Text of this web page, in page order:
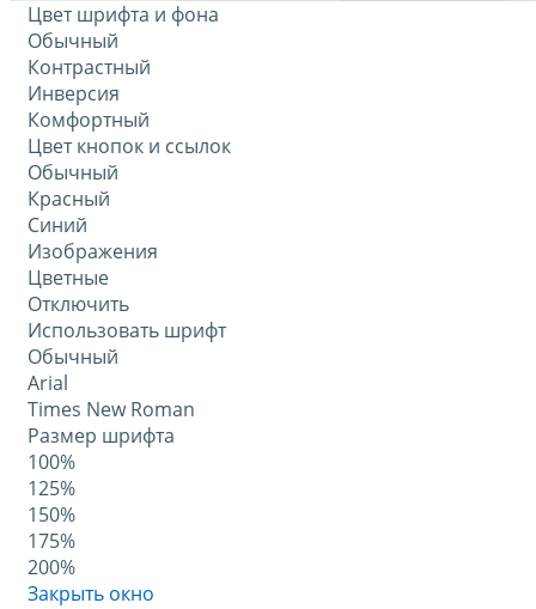
Цвет шрифта и фона
Обычный
Контрастный
Инверсия
Комфортный
Цвет кнопок и ссылок
Обычный
Красный
Синий
Изображения
Цветные
Отключить
Использовать шрифт
Обычный
Arial
Times New Roman
Размер шрифта
100%
125%
150%
175%
200%
Закрыть окно